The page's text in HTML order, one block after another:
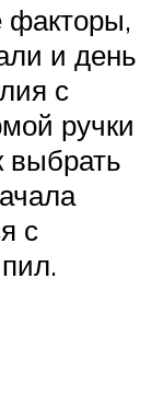
факторы,
и день
с
ручки
выбрать
с